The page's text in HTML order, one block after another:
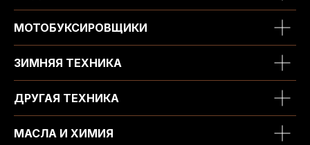
МОТОБУКСИРОВЩИКИ
ЗИМНЯЯ ТЕХНИКА
ДРУГАЯ ТЕХНИКА
МАСЛА И ХИМИЯ